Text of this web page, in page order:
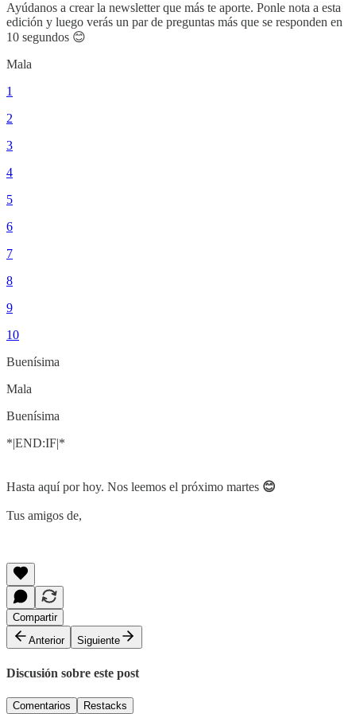
Ayúdanos a crear la newsletter que más te aporte. Ponle nota a esta
edición y luego verás un par de preguntas más que se responden en
10 segundos 😊
Mala
1
2
3
4
5
6
7
8
9
10
Buenísima
Mala
Buenísima
*|END:IF|*
Hasta aquí por hoy. Nos leemos el próximo martes 😊
Tus amigos de,
Compartir
Anterior
Siguiente
Discusión sobre este post
Comentarios Restacks